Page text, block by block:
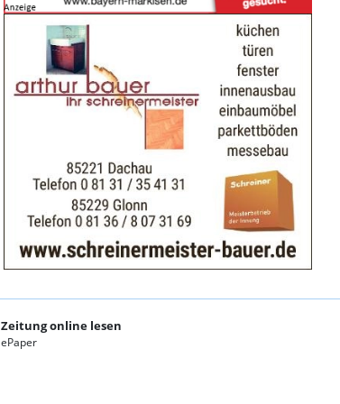
Zeitung online lesen
ePaper